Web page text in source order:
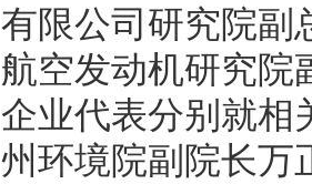
有限公司研究院副
航空发动机研究院
企业代表分别就相
州环境院副院长万